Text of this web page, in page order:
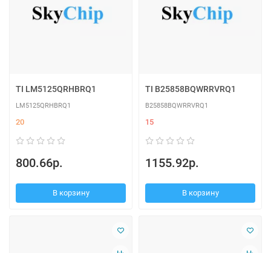
TI LM5125QRHBRQ1
LM5125QRHBRQ1
20
800.66р.
В корзину
TI B25858BQWRRVRQ1
B25858BQWRRVRQ1
15
1155.92р.
В корзину